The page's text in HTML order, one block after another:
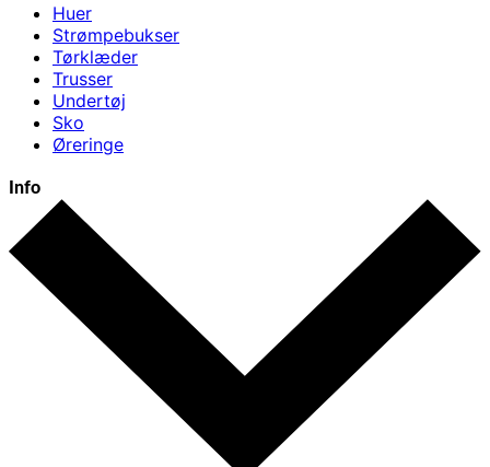
Huer
Strømpebukser
Tørklæder
Trusser
Undertøj
Sko
Øreringe
Info